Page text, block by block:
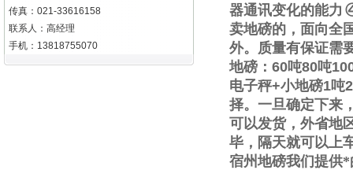
传真：021-33616158
联系人：高经理
手机：13818755070
器通讯变化的能力
卖地磅的，面向全
外。质量有保证需
地磅： 60吨80吨
电子秤+小地磅1吨2
择。一旦确定下来
可以发货，外省地
毕，隔天就可以上
宿州地磅我们提供